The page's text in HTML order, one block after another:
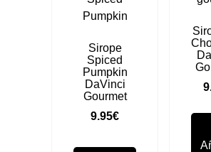
Sirope
Spiced
Pumpkin
DaVinci
Gourmet
9.95€